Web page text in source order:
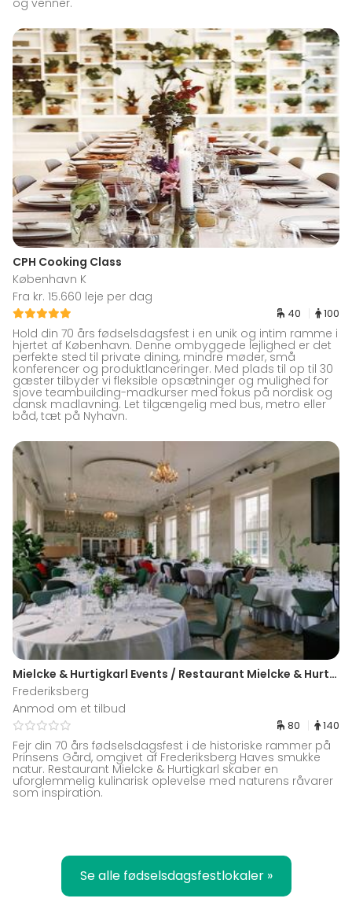
CPH Cooking Class
København K
Fra kr. 15.660 leje per dag
40 100
Hold din 70 års fødselsdagsfest i en unik og intim ramme i
hjertet af København. Denne ombyggede lejlighed er det
perfekte sted til private dining, mindre møder, små
konferencer og produktlanceringer. Med plads til op til 30
gæster tilbyder vi fleksible opsætninger og mulighed for
sjove teambuilding-madkurser med fokus på nordisk og
dansk madlavning. Let tilgængelig med bus, metro eller
båd, tæt på Nyhavn.
Mielcke & Hurtigkarl Events / Restaurant Mielcke & Hurtigkarl
Frederiksberg
Anmod om et tilbud
80 140
Fejr din 70 års fødselsdagsfest i de historiske rammer på
Prinsens Gård, omgivet af Frederiksberg Haves smukke
natur. Restaurant Mielcke & Hurtigkarl skaber en
uforglemmelig kulinarisk oplevelse med naturens råvarer
som inspiration.
Se alle fødselsdagsfestlokaler »